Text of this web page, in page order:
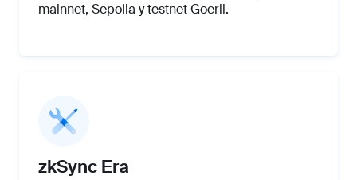
mainnet, Sepolia y testnet Goerli.
zkSync Era